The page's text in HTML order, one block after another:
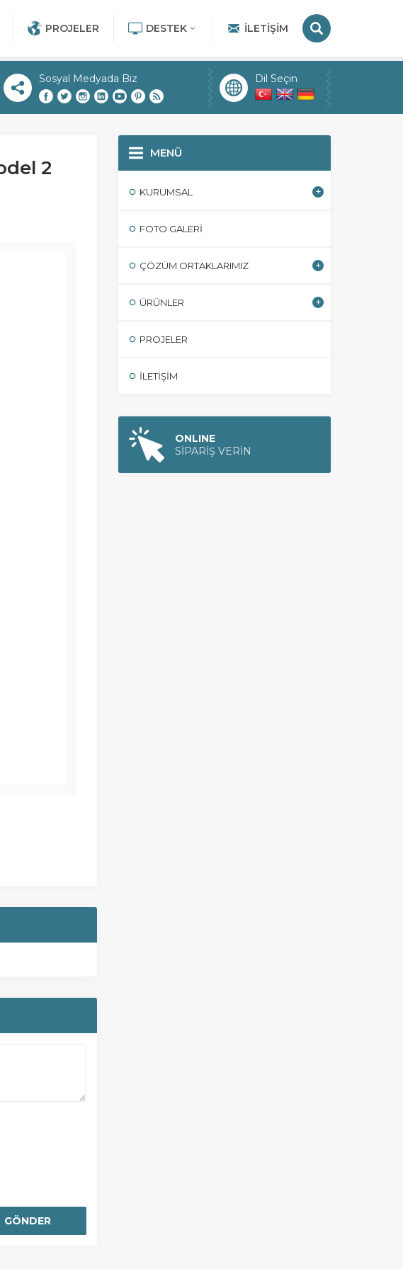
PROJELER DESTEK İLETIŞIM
Sosyal Medyada Biz Dil Seçin
2
MENÜ
KURUMSAL
FOTO GALERI
ÇÖZÜM ORTAKLARIMIZ
ÜRÜNLER
PROJELER
İLETIŞIM
ONLINE
SİPARİŞ VERİN